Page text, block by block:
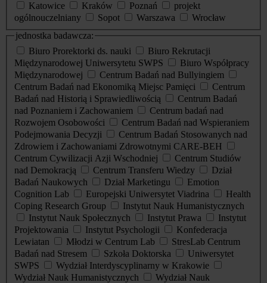
Katowice
Kraków Poznań
projekt
ogólnouczelniany
Sopot Warszawa
Wrocław
jednostka badawcza:
Biuro Prorektorki ds. nauki
Biuro Rekrutacji
Międzynarodowej Uniwersytetu SWPS
Biuro Współpracy
Międzynarodowej
Centrum Badań nad Bullyingiem
Centrum Badań nad Ekonomiką Miejsc Pamięci
Centrum
Badań nad Historią i Sprawiedliwością
Centrum Badań
nad Poznaniem i Zachowaniem
Centrum badań nad
Rozwojem Osobowości
Centrum Badań nad Wspieraniem
Podejmowania Decyzji
Centrum Badań Stosowanych nad
Zdrowiem i Zachowaniami Zdrowotnymi CARE-BEH
Centrum Cywilizacji Azji Wschodniej
Centrum Studiów
nad Demokracją
Centrum Transferu Wiedzy
Dział
Badań Naukowych
Dział Marketingu
Emotion
Cognition Lab
Europejski Uniwersytet Viadrina
Health
Coping Research Group
Instytut Nauk Humanistycznych
Instytut Nauk Społecznych
Instytut Prawa
Instytut
Projektowania
Instytut Psychologii
Konfederacja
Lewiatan
Młodzi w Centrum Lab
StresLab Centrum
Badań nad Stresem
Szkoła Doktorska
Uniwersytet
SWPS
Wydział Interdyscyplinarny w Krakowie
Wydział Nauk Humanistycznych
Wydział Nauk